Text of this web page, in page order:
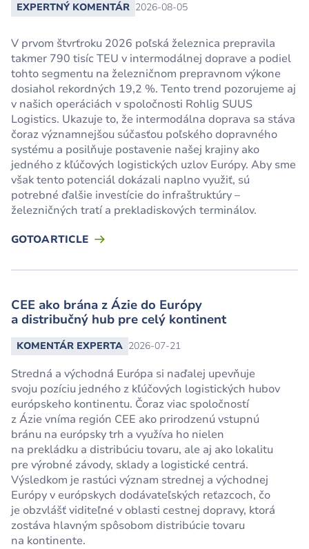
EXPERTNÝ KOMENTÁR 2026-08-05
V prvom štvrťroku 2026 poľská železnica prepravila
takmer 790 tisíc TEU v intermodálnej doprave a podiel
tohto segmentu na železničnom prepravnom výkone
dosiahol rekordných 19,2 %. Tento trend pozorujeme aj
v našich operáciách v spoločnosti Rohlig SUUS
Logistics. Ukazuje to, že intermodálna doprava sa stáva
čoraz významnejšou súčasťou poľského dopravného
systému a posilňuje postavenie našej krajiny ako
jedného z kľúčových logistických uzlov Európy. Aby sme
však tento potenciál dokázali naplno využiť, sú
potrebné ďalšie investície do infraštruktúry –
železničných tratí a prekladiskových terminálov.
GOTOARTICLE
CEE ako brána z Ázie do Európy
a distribučný hub pre celý kontinent
KOMENTÁR EXPERTA 2026-07-21
Stredná a východná Európa si naďalej upevňuje
svoju pozíciu jedného z kľúčových logistických hubov
európskeho kontinentu. Čoraz viac spoločností
z Ázie vníma región CEE ako prirodzenú vstupnú
bránu na európsky trh a využíva ho nielen
na prekládku a distribúciu tovaru, ale aj ako lokalitu
pre výrobné závody, sklady a logistické centrá.
Výsledkom je rastúci význam strednej a východnej
Európy v európskych dodávateľských reťazcoch, čo
je obzvlášť viditeľné v oblasti cestnej dopravy, ktorá
zostáva hlavným spôsobom distribúcie tovaru
na kontinente.